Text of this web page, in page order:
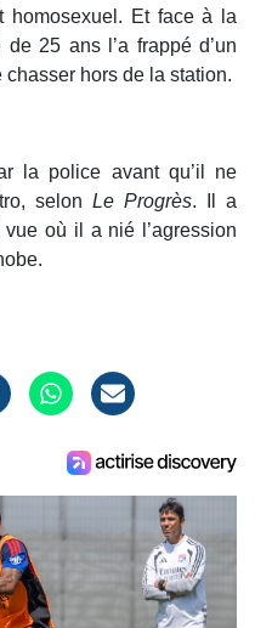
homosexuel. Et face à la
25 ans l’a frappé d’un
hors de la station.
la police avant qu’il ne
selonLe Progrès. Il a
où il a nié l’agression